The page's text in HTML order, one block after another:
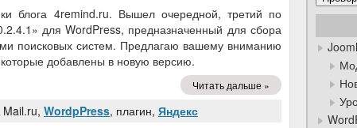
блога 4remind.ru. Вышел очередной, третий по
для WordPress, предназначенный для сбора
поисковых систем. Предлагаю вашему вниманию
добавлены в новую версию.
Читать дальше »
Mail.ru, WordpPress, плагин, Яндекс